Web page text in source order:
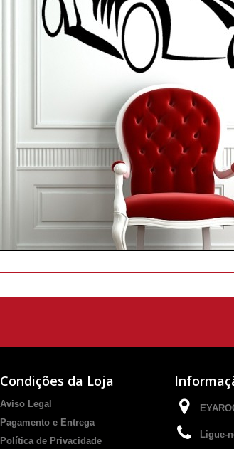
Condições da Loja
Aviso Legal
Pagamento e Entrega
Política de Privacidade
Ligue-